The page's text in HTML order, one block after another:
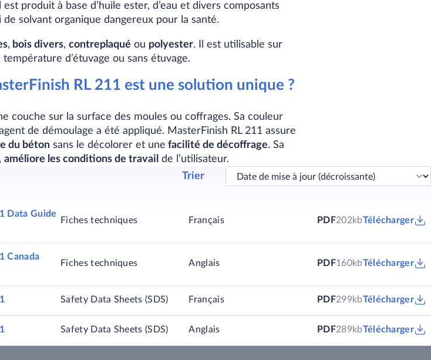
est produit à base d’huile ester, d’eau et divers composants
solvant organique dangereux pour la santé.
, bois divers, contreplaqué ou polyester. Il est utilisable sur
d’étuvage ou sans étuvage.
RL 211 est une solution unique ?
couche sur la surface des moules ou coffrages. Sa couleur
de démoulage a été appliqué. MasterFinish RL 211 assure
du béton sans le décolorer et une facilité de décoffrage. Sa
améliore les conditions de travail de l’utilisateur.
Trier
Data Guide
Fiches techniques Français PDF202kbTélécharger
Canada
Fiches techniques Anglais PDF160kbTélécharger
Safety Data Sheets (SDS) Français PDF299kbTélécharger
Safety Data Sheets (SDS) Anglais PDF289kbTélécharger